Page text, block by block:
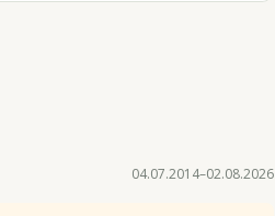
04.07.2014–02.08.2026